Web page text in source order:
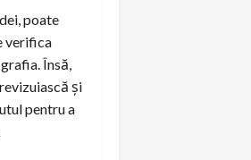
poate
verifica
Însă,
și
pentru a